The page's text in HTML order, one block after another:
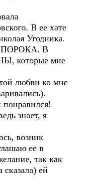
В ее хате
Угодника.
В
которые мне
любви ко мне
знает, я
возник
ее в
так как
ей